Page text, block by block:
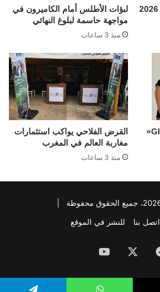
قرعة كأس إفريقيا للفوتسال 2026
لبؤات الأطلس أمام الكاميرون في
مواجهة حاسمة لبلوغ النهائي
منذ 3 ساعات
ريكو لانغهاينه يتولى إدارة «GIZ»
القرض الفلاحي يواكب استثمارات
مغاربة العالم في المغرب
منذ 3 ساعات
اتصل بنا للنشر في الموقع
فيسبوك